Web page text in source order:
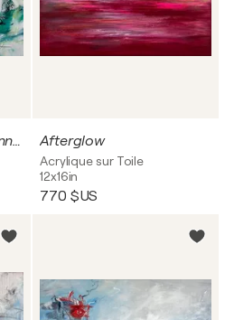
Crescita interiore V / Inner growth no. 5 Afterglow
Acrylique sur Toile
12x16in
770 $US